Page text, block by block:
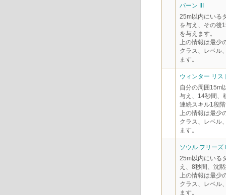
バーン III
25m以内にいる
を与え、その後
を与えます。
上の情報は最少
クラス、レベル
ます。
ウィンター リス
自分の周囲15m
与え、14秒間、
連続スキル1段階
上の情報は最少
クラス、レベル
ます。
ソウル フリーズ I
25m以内にいる
え、8秒間、沈
上の情報は最少
クラス、レベル
ます。